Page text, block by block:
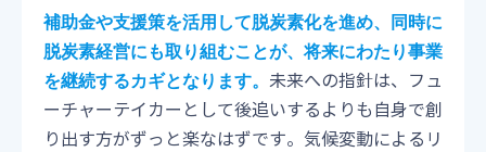
補助金や支援策を活用して脱炭素化を進め、同時に
脱炭素経営にも取り組むことが、将来にわたり事業
を継続するカギとなります。 未来への指針は、フュ
ーチャーテイカーとして後追いするよりも自身で創
り出す方がずっと楽なはずです。気候変動によるリ